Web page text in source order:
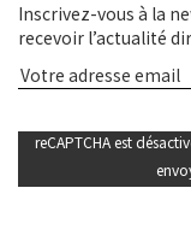
Inscrivez-vous à la
recevoir l’actualité
reCAPTCHA est